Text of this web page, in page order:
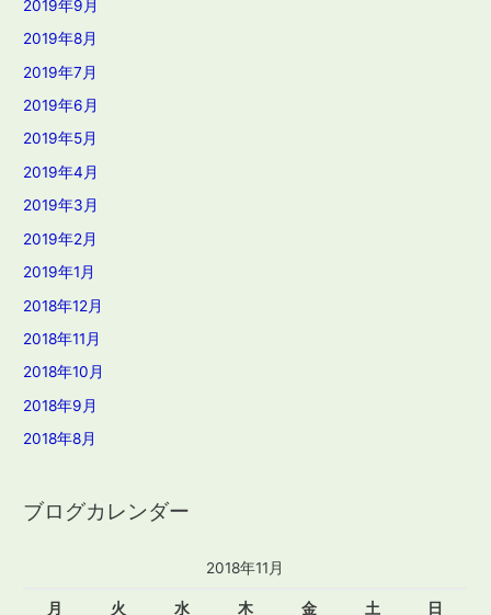
2019年9月
2019年8月
2019年7月
2019年6月
2019年5月
2019年4月
2019年3月
2019年2月
2019年1月
2018年12月
2018年11月
2018年10月
2018年9月
2018年8月
ブログカレンダー
2018年11月
月 火 水 木 金 土 日